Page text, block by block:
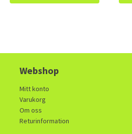
Webshop
Mitt konto
Varukorg
Om oss
Returinformation